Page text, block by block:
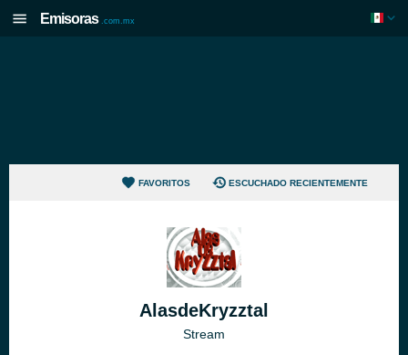
Emisoras .com.mx
FAVORITOS ESCUCHADO RECIENTEMENTE
AlasdeKryzztal
Stream